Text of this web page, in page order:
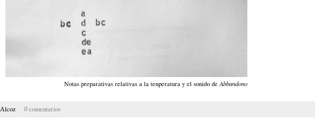
Notas preparativas relativas a la tenperatura y el sonido de Abbandono
0 comentarios